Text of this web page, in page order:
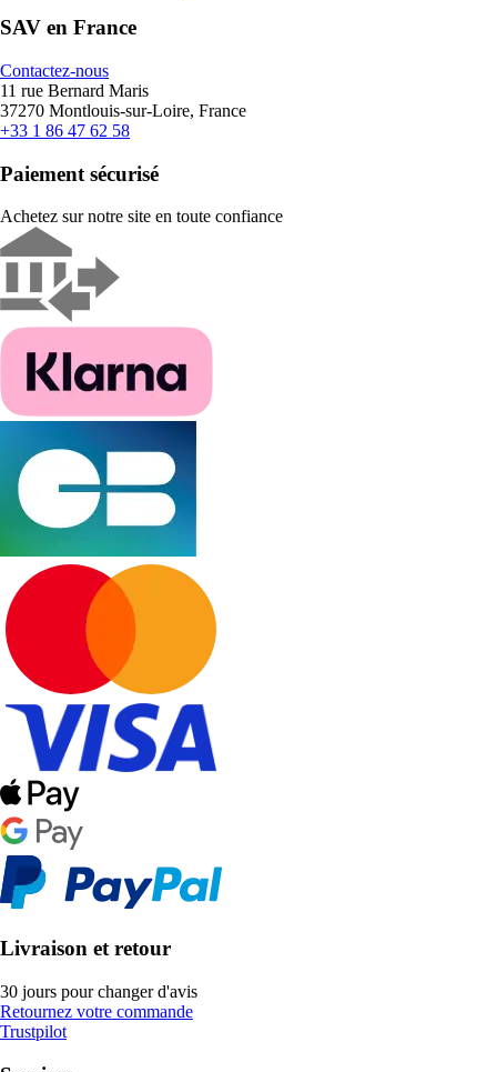
SAV en France
Contactez-nous
11 rue Bernard Maris
37270 Montlouis-sur-Loire, France
+33 1 86 47 62 58
Paiement sécurisé
Achetez sur notre site en toute confiance
Livraison et retour
30 jours pour changer d'avis
Retournez votre commande
Trustpilot